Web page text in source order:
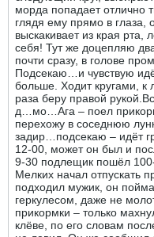
морда попадает отлично
глядя ему прямо в
выскакивает из края
себя! Тут же доцепляю
почти сразу, в голове
Подсекаю…и чувствую
больше. Ходит кругами, к
раза беру правой
д…мо…Ага – поел
перехожу в соседнюю
задир…подсекаю – идёт
12-00, может он был и
9-30 подлещик пошёл
Мелких начал отпускать
подходил мужик, он
геркулесом, даже не
прикормки – только
клёве, по его словам